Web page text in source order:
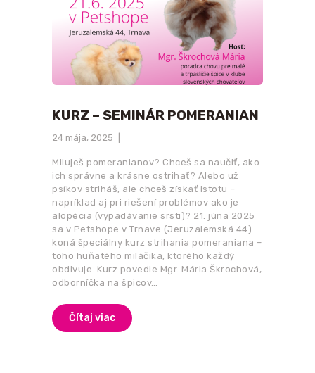
KURZ – SEMINÁR POMERANIAN
24 mája, 2025
Miluješ pomeranianov? Chceš sa naučiť, ako
ich správne a krásne ostrihať? Alebo už
psíkov striháš, ale chceš získať istotu –
napríklad aj pri riešení problémov ako je
alopécia (vypadávanie srsti)? 21. júna 2025
sa v Petshope v Trnave (Jeruzalemská 44)
koná špeciálny kurz strihania pomeraniana –
toho huňatého miláčika, ktorého každý
obdivuje. Kurz povedie Mgr. Mária Škrochová,
odborníčka na špicov…
Čítaj viac